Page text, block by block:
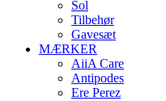
Sol
Tilbehør
Gavesæt
MÆRKER
AiiA Care
Antipodes
Ere Perez